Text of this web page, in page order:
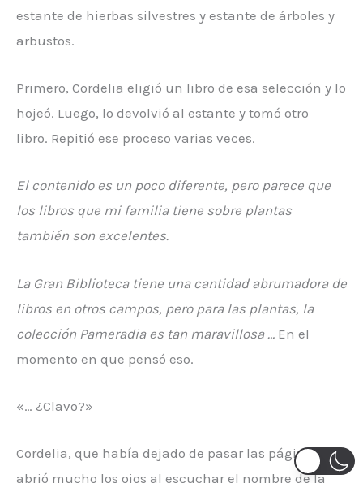
estante de hierbas silvestres y estante de árboles y
arbustos.
Primero, Cordelia eligió un libro de esa selección y lo
hojeó. Luego, lo devolvió al estante y tomó otro
libro. Repitió ese proceso varias veces.
El contenido es un poco diferente, pero parece que
los libros que mi familia tiene sobre plantas
también son excelentes.
La Gran Biblioteca tiene una cantidad abrumadora de
libros en otros campos, pero para las plantas, la
colección Pameradia es tan maravillosa … En el
momento en que pensó eso.
«… ¿Clavo?»
Cordelia, que había dejado de pasar las páginas,
abrió mucho los ojos al escuchar el nombre de la